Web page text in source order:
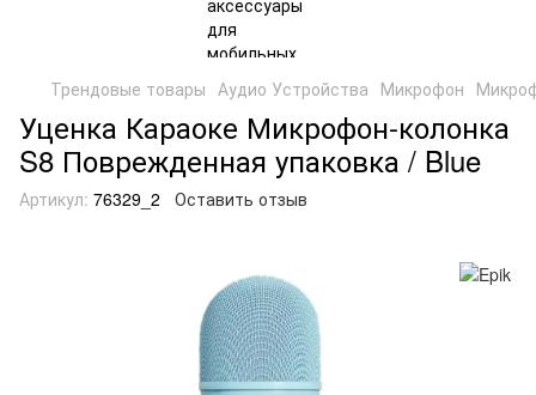
Трендовые товары Аудио Устройства Микрофон
Уценка Караоке Микрофон-колонка
S8 Поврежденная упаковка / Blue
Артикул: 76329_2 Оставить отзыв